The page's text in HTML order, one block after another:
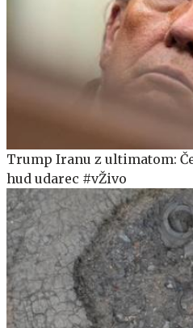
Trump Iranu z ultimatom:
hud udarec #vŽivo